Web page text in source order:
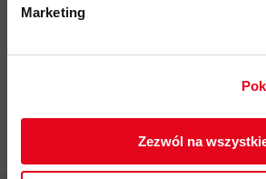
Marketing
Zezwól na
zgodnie z Polityką